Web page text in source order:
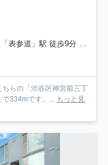
表参道」駅 徒歩9分 副都
らの「渋谷区神宮前三丁
で334mです。... もっと見